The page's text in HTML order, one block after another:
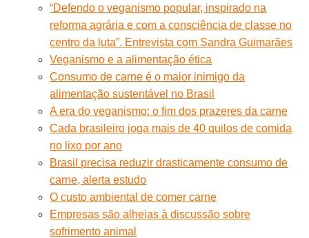
“Defendo o veganismo popular, inspirado na
reforma agrária e com a consciência de classe no
centro da luta”. Entrevista com Sandra Guimarães
Veganismo e a alimentação ética
Consumo de carne é o maior inimigo da
alimentação sustentável no Brasil
A era do veganismo: o fim dos prazeres da carne
Cada brasileiro joga mais de 40 quilos de comida
no lixo por ano
Brasil precisa reduzir drasticamente consumo de
carne, alerta estudo
O custo ambiental de comer carne
Empresas são alheias à discussão sobre
sofrimento animal